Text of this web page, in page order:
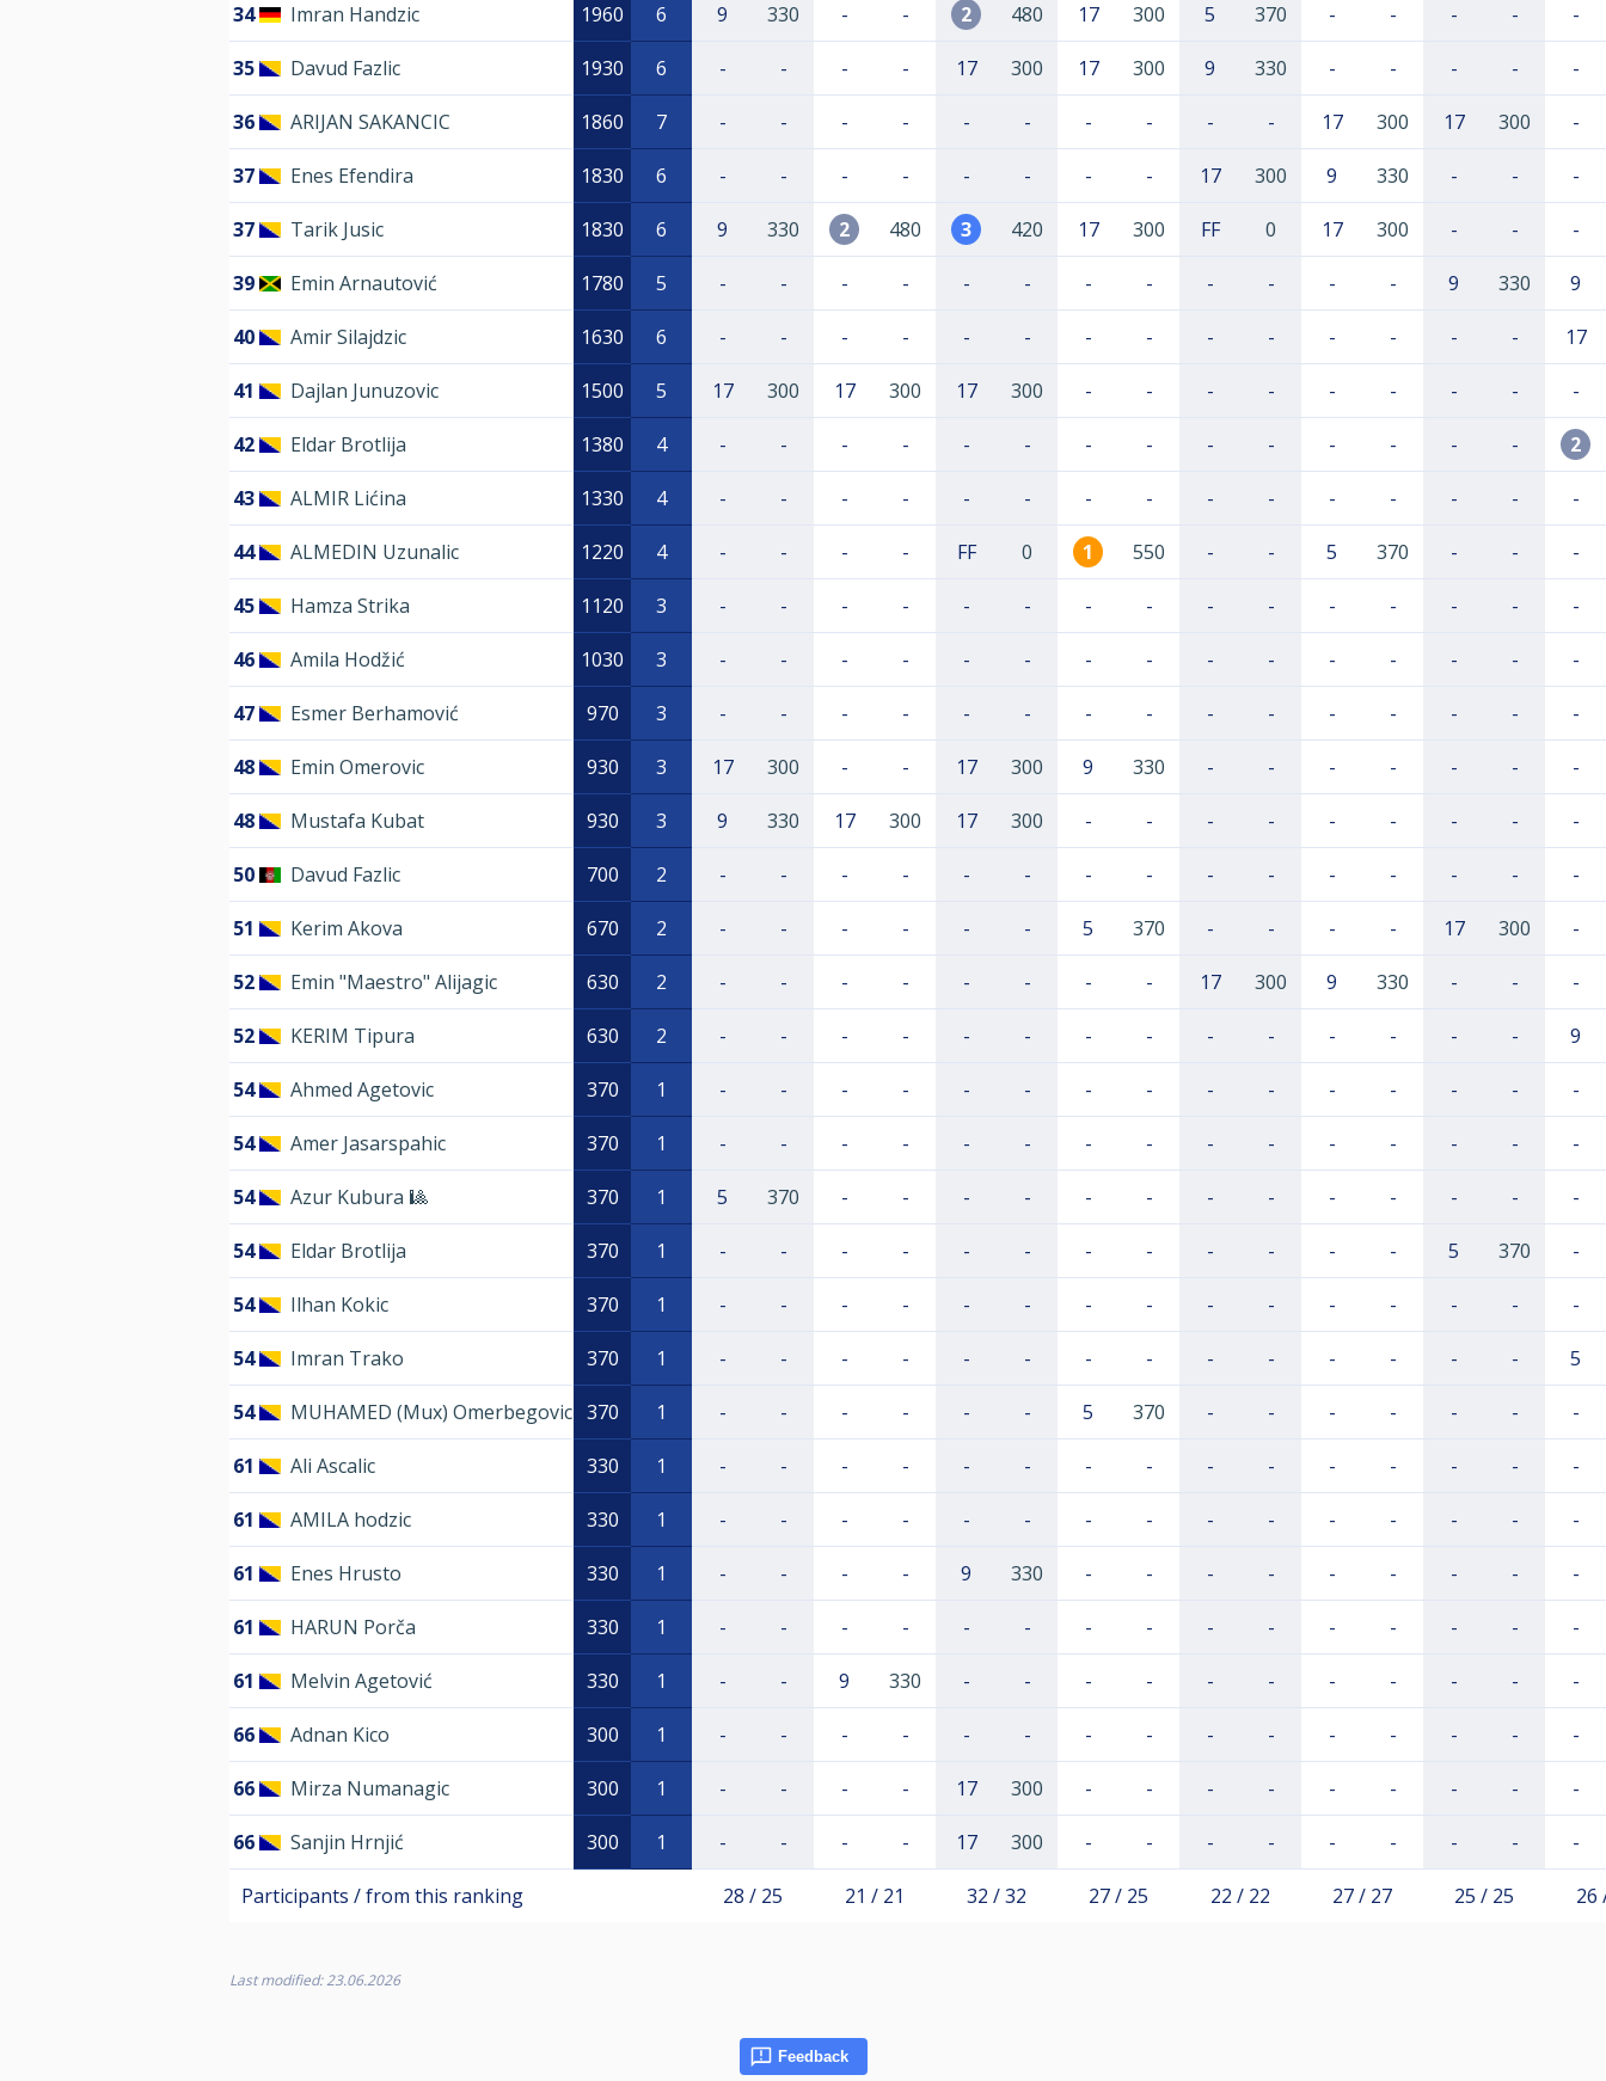
34 Imran Handzic 1960 6 9 330 - - 2 480 17 300 5 370 - - - - -
35 Davud Fazlic 1930 6 - - - - 17 300 17 300 9 330 - - - - -
36 ARIJAN SAKANCIC 1860 7 - - - - - - - - - - 17 300 17 300 -
37 Enes Efendira 1830 6 - - - - - - - - 17 300 9 330 - - -
37 Tarik Jusic 1830 6 9 330 2 480 3 420 17 300 FF 0 17 300 - - -
39 Emin Arnautović 1780 5 - - - - - - - - - - - - 9 330 9
40 Amir Silajdzic 1630 6 - - - - - - - - - - - - - - 17
41 Dajlan Junuzovic 1500 5 17 300 17 300 17 300 - - - - - - - - -
42 Eldar Brotlija 1380 4 - - - - - - - - - - - - - - 2
43 ALMIR Lićina 1330 4 - - - - - - - - - - - - - - -
44 ALMEDIN Uzunalic 1220 4 - - - - FF 0 1 550 - - 5 370 - - -
45 Hamza Strika 1120 3 - - - - - - - - - - - - - - -
46 Amila Hodžić 1030 3 - - - - - - - - - - - - - - -
47 Esmer Berhamović 970 3 - - - - - - - - - - - - - - -
48 Emin Omerovic 930 3 17 300 - - 17 300 9 330 - - - - - - -
48 Mustafa Kubat 930 3 9 330 17 300 17 300 - - - - - - - - -
50 Davud Fazlic 700 2 - - - - - - - - - - - - - - -
51 Kerim Akova 670 2 - - - - - - 5 370 - - - - 17 300 -
52 Emin "Maestro" Alijagic 630 2 - - - - - - - - 17 300 9 330 - - -
52 KERIM Tipura 630 2 - - - - - - - - - - - - - - 9
54 Ahmed Agetovic 370 1 - - - - - - - - - - - - - - -
54 Amer Jasarspahic 370 1 - - - - - - - - - - - - - - -
54 Azur Kubura 🎱 370 1 5 370 - - - - - - - - - - - - -
54 Eldar Brotlija 370 1 - - - - - - - - - - - - 5 370 -
54 Ilhan Kokic 370 1 - - - - - - - - - - - - - - -
54 Imran Trako 370 1 - - - - - - - - - - - - - - 5
54 MUHAMED (Mux) Omerbegovic 370 1 - - - - - - 5 370 - - - - - - -
61 Ali Ascalic 330 1 - - - - - - - - - - - - - - -
61 AMILA hodzic 330 1 - - - - - - - - - - - - - - -
61 Enes Hrusto 330 1 - - - - 9 330 - - - - - - - - -
61 HARUN Porča 330 1 - - - - - - - - - - - - - - -
61 Melvin Agetović 330 1 - - 9 330 - - - - - - - - - - -
66 Adnan Kico 300 1 - - - - - - - - - - - - - - -
66 Mirza Numanagic 300 1 - - - - 17 300 - - - - - - - - -
66 Sanjin Hrnjić 300 1 - - - - 17 300 - - - - - - - - -
Participants / from this ranking 28 / 25 21 / 21 32 / 32 27 / 25 22 / 22 27 / 27 25 / 25 26
Last modified: 23.06.2026
Feedback